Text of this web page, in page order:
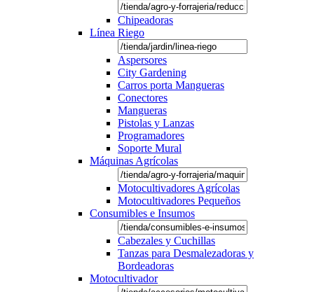
Chipeadoras
Línea Riego
Aspersores
City Gardening
Carros porta Mangueras
Conectores
Mangueras
Pistolas y Lanzas
Programadores
Soporte Mural
Máquinas Agrícolas
Motocultivadores Agrícolas
Motocultivadores Pequeños
Consumibles e Insumos
Cabezales y Cuchillas
Tanzas para Desmalezadoras y
Bordeadoras
Motocultivador